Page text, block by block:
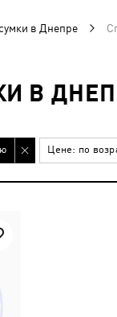
в Днепре
В
Цене: по